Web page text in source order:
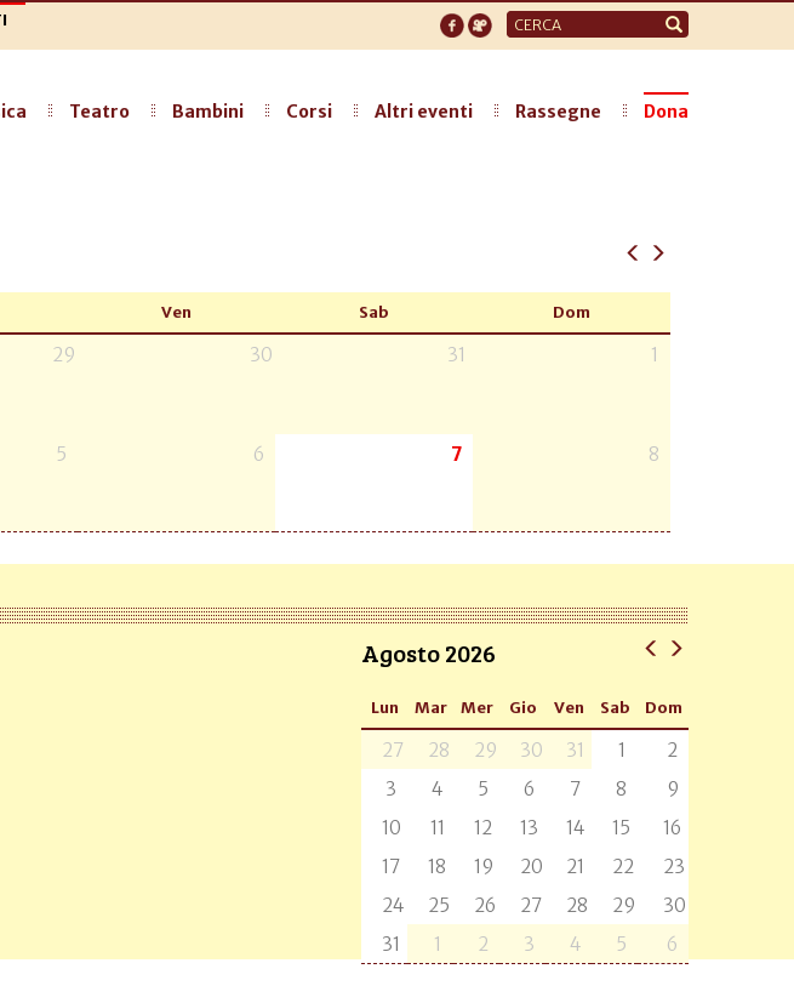
Form
di
Teatro Bambini Corsi Altri eventi Rassegne Dona
Ven Sab Dom
29 30 31 1
5 6 7 8
Agosto 2026
Lun Mar Mer Gio Ven Sab Dom
27 28 29 30 31 1
2
3
4 5 6 7 8
9
10
11 12 13 14 15
16
17
18 19 20 21 22
23
24
25 26 27 28 29
30
31
1 2 3 4 5 6